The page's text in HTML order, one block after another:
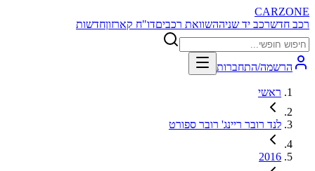
CARZONE
רכב חדשרכב יד שניההשוואת רכביםדו"ח קארזוןחדשות
הרשמה/התחברות
ראשי
לנד רובר ריינג' רובר ספורט
2016